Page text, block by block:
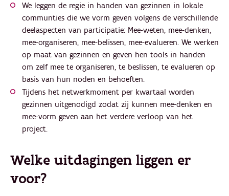
We leggen de regie in handen van gezinnen in lokale
communties die we vorm geven volgens de verschillende
deelaspecten van participatie: Mee-weten, mee-denken,
mee-organiseren, mee-belissen, mee-evalueren. We werken
op maat van gezinnen en geven hen tools in handen
om zelf mee te organiseren, te beslissen, te evalueren op
basis van hun noden en behoeften.
Tijdens het netwerkmoment per kwartaal worden
gezinnen uitgenodigd zodat zij kunnen mee-denken en
mee-vorm geven aan het verdere verloop van het
project.
Welke uitdagingen liggen er
voor?